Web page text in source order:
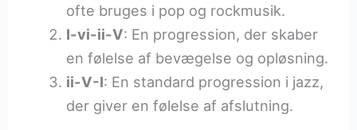
ofte bruges i pop og rockmusik.
I-vi-ii-V: En progression, der skaber
en følelse af bevægelse og opløsning.
ii-V-I: En standard progression i jazz,
der giver en følelse af afslutning.